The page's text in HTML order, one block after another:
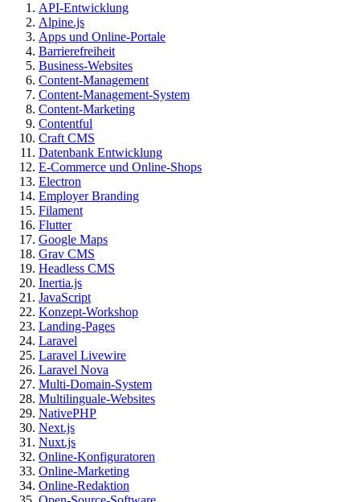
API-Entwicklung
Alpine.js
Apps und Online-Portale
Barrierefreiheit
Business-Websites
Content-Management
Content-Management-System
Content-Marketing
Contentful
Craft CMS
Datenbank Entwicklung
E-Commerce und Online-Shops
Electron
Employer Branding
Filament
Flutter
Google Maps
Grav CMS
Headless CMS
Inertia.js
JavaScript
Konzept-Workshop
Landing-Pages
Laravel
Laravel Livewire
Laravel Nova
Multi-Domain-System
Multilinguale-Websites
NativePHP
Next.js
Nuxt.js
Online-Konfiguratoren
Online-Marketing
Online-Redaktion